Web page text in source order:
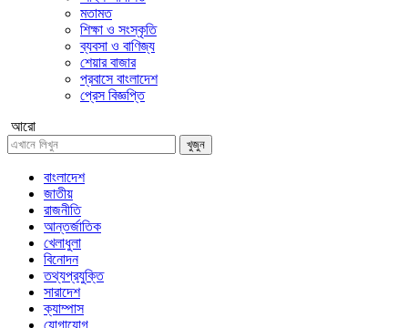
মতামত
শিক্ষা ও সংস্কৃতি
ব্যবসা ও বাণিজ্য
শেয়ার বাজার
প্রবাসে বাংলাদেশ
প্রেস বিজ্ঞপ্তি
আরো
খুজুন
বাংলাদেশ
জাতীয়
রাজনীতি
আন্তর্জাতিক
খেলাধুলা
বিনোদন
তথ্যপ্রযুক্তি
সারাদেশ
ক্যাম্পাস
যোগাযোগ